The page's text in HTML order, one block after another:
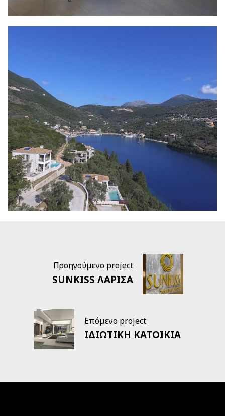
Προηγούμενο project
SUNKISS ΛΑΡΙΣΑ
Επόμενο project
ΙΔΙΩΤΙΚΗ ΚΑΤΟΙΚΙΑ